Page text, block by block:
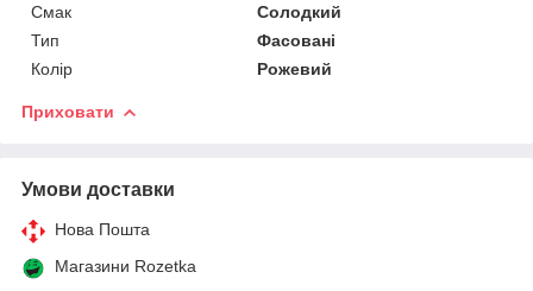
Смак
Солодкий
Тип
Фасовані
Колір
Рожевий
Приховати
Умови доставки
Нова Пошта
Магазини Rozetka